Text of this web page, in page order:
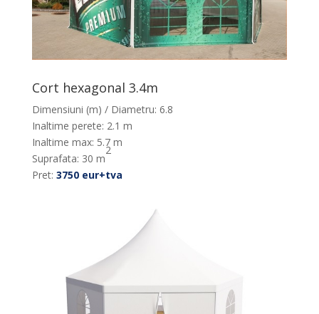
Cort hexagonal 3.4m
Dimensiuni (m) / Diametru: 6.8
Inaltime perete: 2.1 m
Inaltime max: 5.7 m
Suprafata: 30 m
2
Pret: 3750 eur+tva